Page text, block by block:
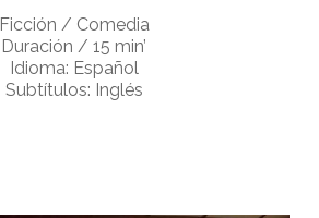
Ficción / Comedia
Duración / 15 min’
Idioma: Español
Subtítulos: Inglés